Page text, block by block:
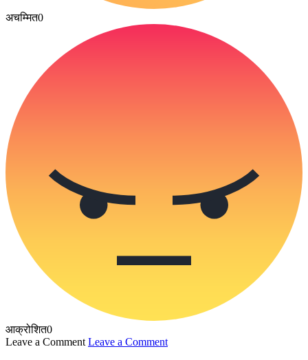
अचम्मित0
आक्रोशित0
Leave a Comment Leave a Comment